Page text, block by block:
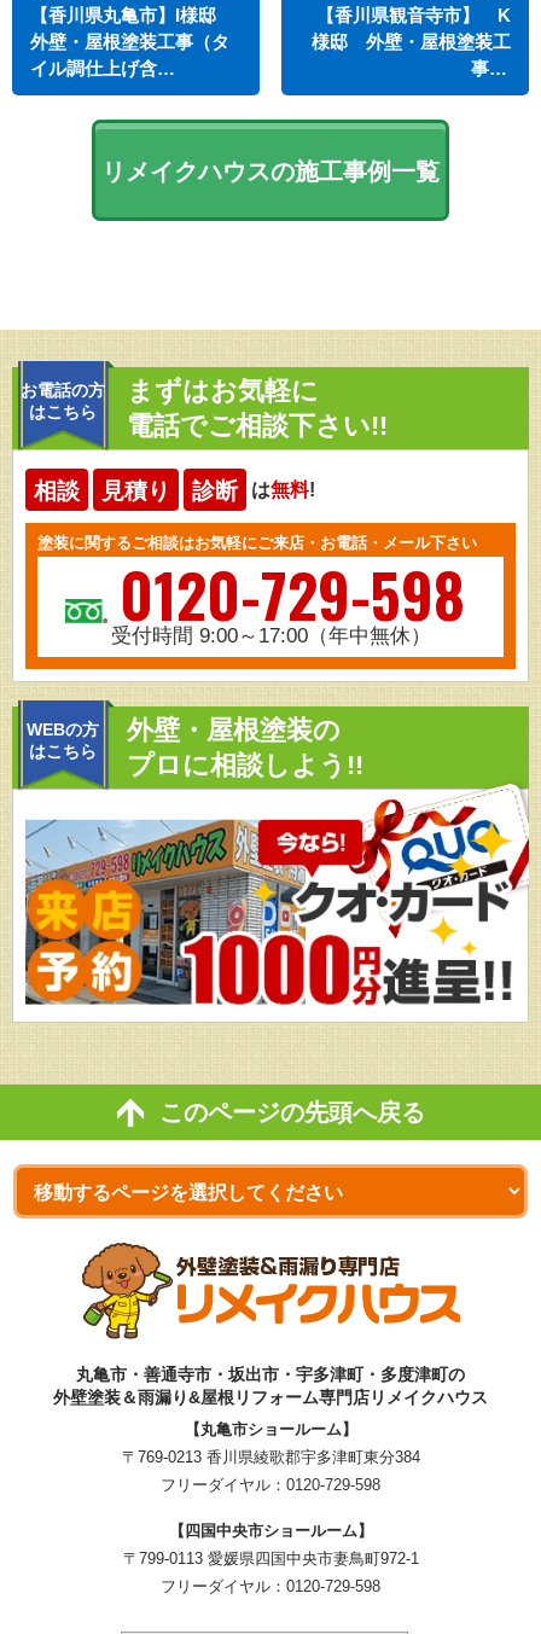
【香川県丸亀市】I様邸
外壁・屋根塗装工事（タ
イル調仕上げ含…
【香川県観音寺市】 K
様邸 外壁・屋根塗装工
事…
リメイクハウスの施工事例一覧
お電話の方
はこちら
まずはお気軽に
電話でご相談下さい!!
相談 見積り 診断 は無料!
塗装に関するご相談はお気軽にご来店・お電話・メール下さい
0120-729-598
受付時間 9:00～17:00（年中無休）
WEBの方
はこちら
外壁・屋根塗装の
プロに相談しよう!!
このページの先頭へ戻る
丸亀市・善通寺市・坂出市・宇多津町・多度津町の
外壁塗装＆雨漏り&屋根リフォーム専門店リメイクハウス
【丸亀市ショールーム】
〒769-0213 香川県綾歌郡宇多津町東分384
フリーダイヤル： 0120-729-598
【四国中央市ショールーム】
〒799-0113 愛媛県四国中央市妻鳥町972-1
フリーダイヤル： 0120-729-598